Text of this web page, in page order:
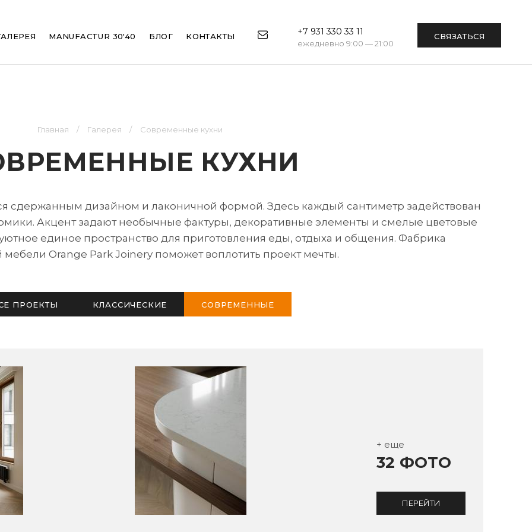
MANUFACTUR 30'40 БЛОГ КОНТАКТЫ +7 931 330 33 11
ежедневно 9:00 — 21:00
СВЯЗАТЬСЯ
Главная Галерея Современные кухни
КУХНИ
сдержанным дизайном и лаконичной формой. Здесь каждый сантиметр задействован
Акцент задают необычные фактуры, декоративные элементы и смелые цветовые
единое пространство для приготовления еды, отдыха и общения. Фабрика
Orange Park Joinery поможет воплотить проект мечты.
ПРОЕКТЫ КЛАССИЧЕСКИЕ СОВРЕМЕННЫЕ
+ еще
32 ФОТО
ПЕРЕЙТИ